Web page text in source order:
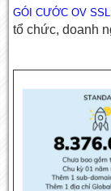
GÓI CƯỚC OV
tổ chức, doanh